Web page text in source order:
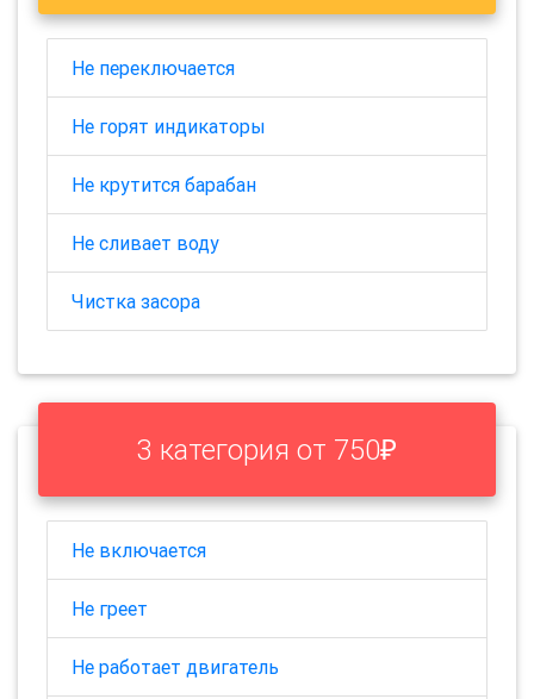
Не переключается
Не горят индикаторы
Не крутится барабан
Не сливает воду
Чистка засора
3 категория от 750₽
Не включается
Не греет
Не работает двигатель